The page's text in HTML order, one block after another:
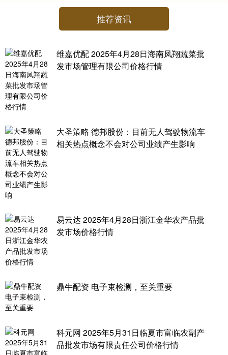
推荐资讯
维嘉优配 2025年4月28日海南凤翔蔬菜批
发市场管理有限公司价格行情
大圣策略 德邦股份：目前无人驾驶物流车
相关热点概念不会对公司业绩产生影响
易云达 2025年4月28日浙江金华农产品批
发市场价格行情
鼎牛配资 电子束检测，至关重要
科元网 2025年5月31日临夏市富临农副产
品批发市场有限责任公司价格行情